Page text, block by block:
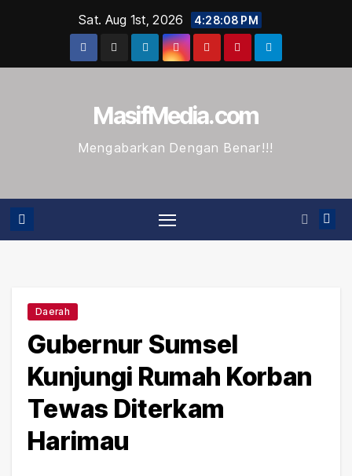
Sat. Aug 1st, 2026 4:28:08 PM
MasifMedia.com
Mengabarkan Dengan Benar!!!
Daerah
Gubernur Sumsel
Kunjungi Rumah Korban
Tewas Diterkam
Harimau